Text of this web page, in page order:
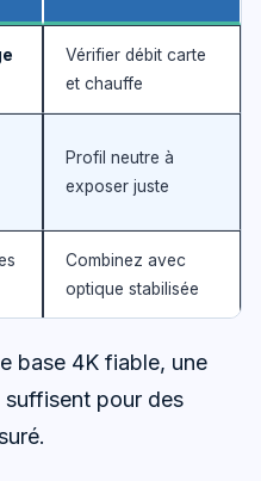
Vérifier débit carte
et chauffe
Profil neutre à
exposer juste
Combinez avec
optique stabilisée
base 4K fiable, une
suffisent pour des